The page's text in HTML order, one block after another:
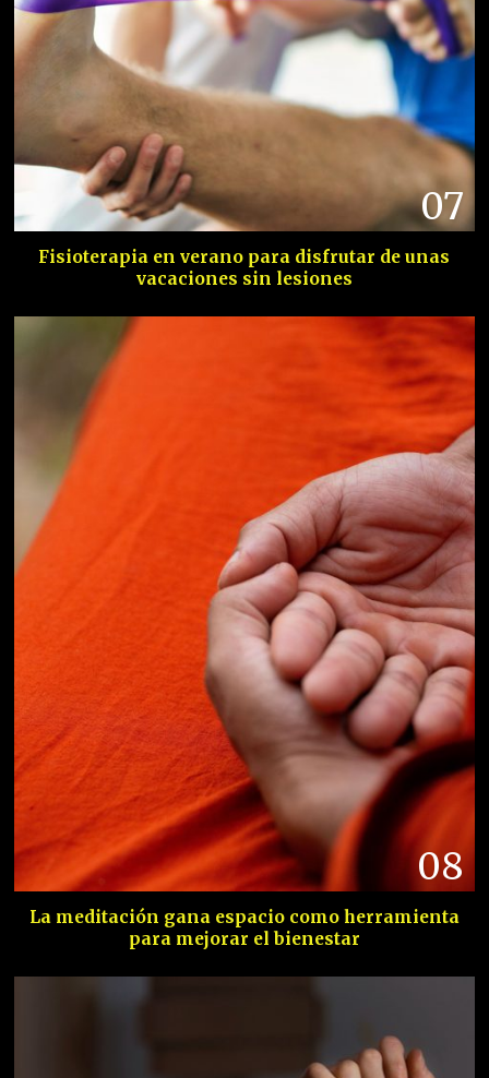
07
Fisioterapia en verano para disfrutar de unas
vacaciones sin lesiones
08
La meditación gana espacio como herramienta
para mejorar el bienestar